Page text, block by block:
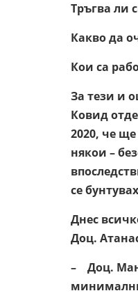
Тръгва ли
Какво да
Кои са
За тези и
Ковид
2020, че
някои –
се
Днес
Доц.
– Доц.